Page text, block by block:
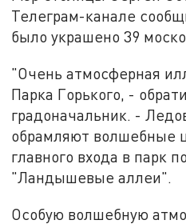
Телеграм-канале
было украшено 39
"Очень атмосферная
Парка Горького, -
градоначальник. -
обрамляют волшебные
главного входа в парк
"Ландышевые аллеи".
Особую волшебную